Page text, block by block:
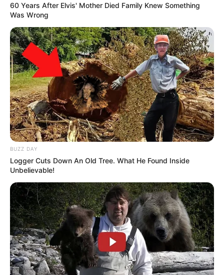
60 Years After Elvis' Mother Died Family Knew Something
Was Wrong
BUZZ DAY
Logger Cuts Down An Old Tree. What He Found Inside
Unbelievable!